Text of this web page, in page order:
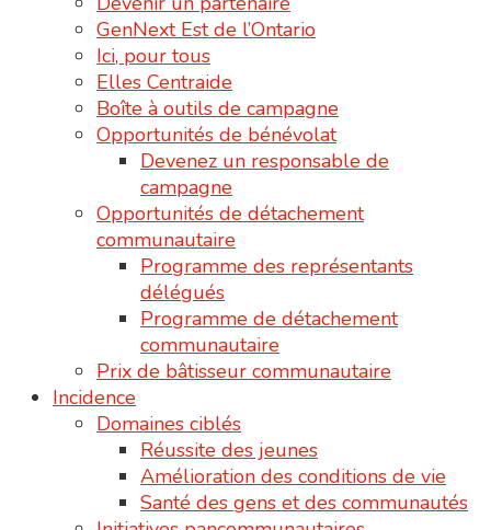
GenNext Est de l’Ontario
Ici, pour tous
Elles Centraide
Boîte à outils de campagne
Opportunités de bénévolat
Devenez un responsable de
campagne
Opportunités de détachement
communautaire
Programme des représentants
délégués
Programme de détachement
communautaire
Prix de bâtisseur communautaire
Incidence
Domaines ciblés
Réussite des jeunes
Amélioration des conditions de vie
Santé des gens et des communautés